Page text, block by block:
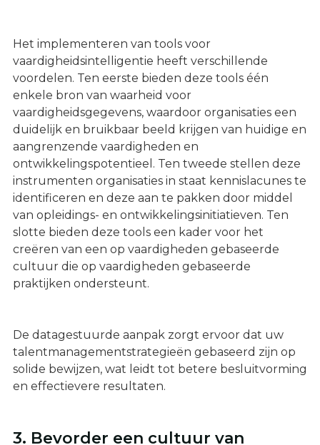
Het implementeren van tools voor
vaardigheidsintelligentie heeft verschillende
voordelen. Ten eerste bieden deze tools één
enkele bron van waarheid voor
vaardigheidsgegevens, waardoor organisaties een
duidelijk en bruikbaar beeld krijgen van huidige en
aangrenzende vaardigheden en
ontwikkelingspotentieel. Ten tweede stellen deze
instrumenten organisaties in staat kennislacunes te
identificeren en deze aan te pakken door middel
van opleidings- en ontwikkelingsinitiatieven. Ten
slotte bieden deze tools een kader voor het
creëren van een op vaardigheden gebaseerde
cultuur die op vaardigheden gebaseerde
praktijken ondersteunt.
De datagestuurde aanpak zorgt ervoor dat uw
talentmanagementstrategieën gebaseerd zijn op
solide bewijzen, wat leidt tot betere besluitvorming
en effectievere resultaten.
3. Bevorder een cultuur van